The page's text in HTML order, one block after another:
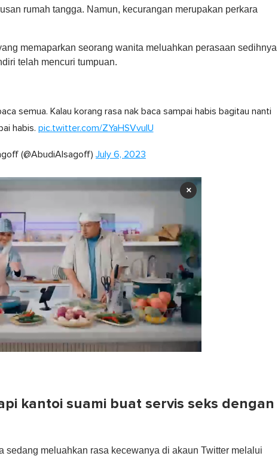
rumah tangga. Namun, kecurangan merupakan perkara
memaparkan seorang wanita meluahkan perasaan sedihnya
telah mencuri tumpuan.
semua. Kalau korang rasa nak baca sampai habis bagitau nanti
habis. pic.twitter.com/ZYaHSVvulU
(@AbudiAlsagoff) July 6, 2023
×
kantoi suami buat servis seks dengan
sedang meluahkan rasa kecewanya di akaun Twitter melalui